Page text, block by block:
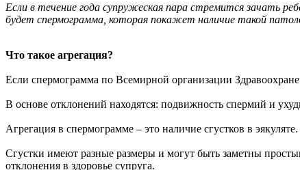
Если в течение года супружеская пара стремится зачать
будет спермограмма, которая покажет наличие такой
Что такое агрегация?
Если спермограмма по Всемирной организации
В основе отклонений находятся: подвижность спермий и
Агрегация в спермограмме – это наличие сгустков в
Сгустки имеют разные размеры и могут быть заметны
отклонения в здоровье супруга.